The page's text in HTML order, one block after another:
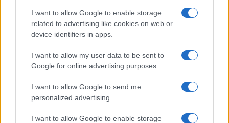
I want to allow Google to enable storage
related to advertising like cookies on web or
device identifiers in apps.
I want to allow my user data to be sent to
Google for online advertising purposes.
I want to allow Google to send me
personalized advertising.
I want to allow Google to enable storage